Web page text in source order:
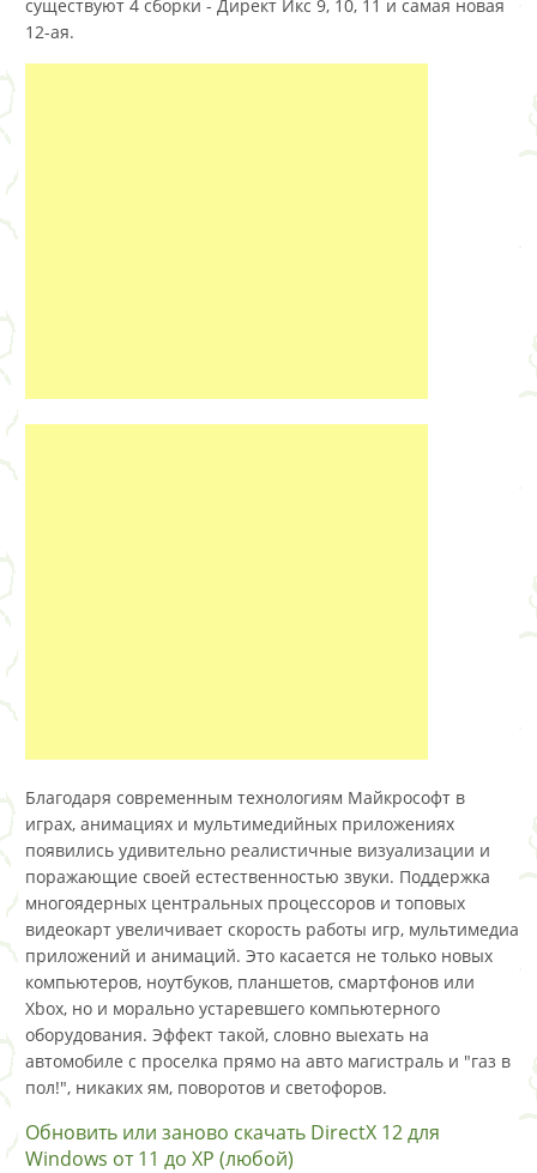
существуют 4 сборки - Директ Икс 9, 10, 11 и самая новая
12-ая.
Благодаря современным технологиям Майкрософт в
играх, анимациях и мультимедийных приложениях
появились удивительно реалистичные визуализации и
поражающие своей естественностью звуки. Поддержка
многоядерных центральных процессоров и топовых
видеокарт увеличивает скорость работы игр, мультимедиа
приложений и анимаций. Это касается не только новых
компьютеров, ноутбуков, планшетов, смартфонов или
Xbox, но и морально устаревшего компьютерного
оборудования. Эффект такой, словно выехать на
автомобиле с проселка прямо на авто магистраль и "газ в
пол!", никаких ям, поворотов и светофоров.
Обновить или заново скачать DirectX 12 для
Windows от 11 до XP (любой)